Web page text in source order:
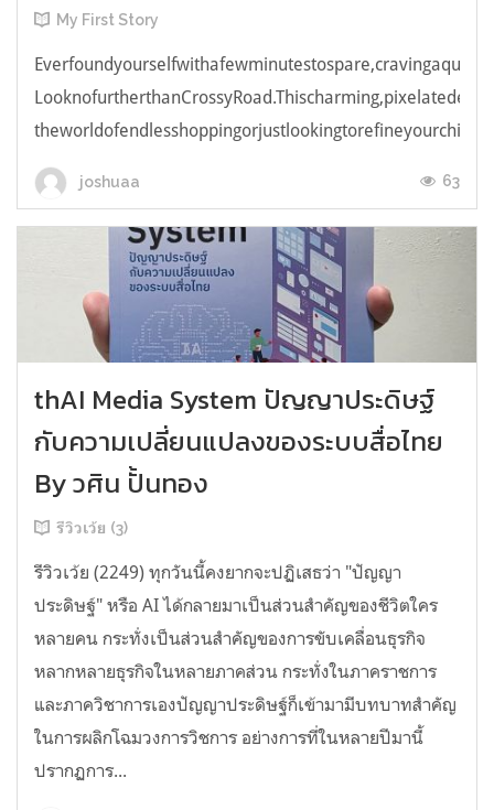
My First Story
joshuaa 63
thAI Media System ปัญญาประดิษฐ์
กับความเปลี่ยนแปลงของระบบสื่อไทย
By วศิน ปั้นทอง
รีวิวเว้ย (3)
รีวิวเว้ย (2249) ทุกวันนี้คงยากจะปฏิเสธว่า "ปัญญา
ประดิษฐ์" หรือ AI ได้กลายมาเป็นส่วนสำคัญของชีวิตใคร
หลายคน กระทั่งเป็นส่วนสำคัญของการขับเคลื่อนธุรกิจ
หลากหลายธุรกิจในหลายภาคส่วน กระทั่งในภาคราชการ
และภาควิชาการเองปัญญาประดิษฐ์ก็เข้ามามีบทบาทสำคัญ
ในการผลิกโฉมวงการวิชการ อย่างการที่ในหลายปีมานี้
ปรากฏการ...